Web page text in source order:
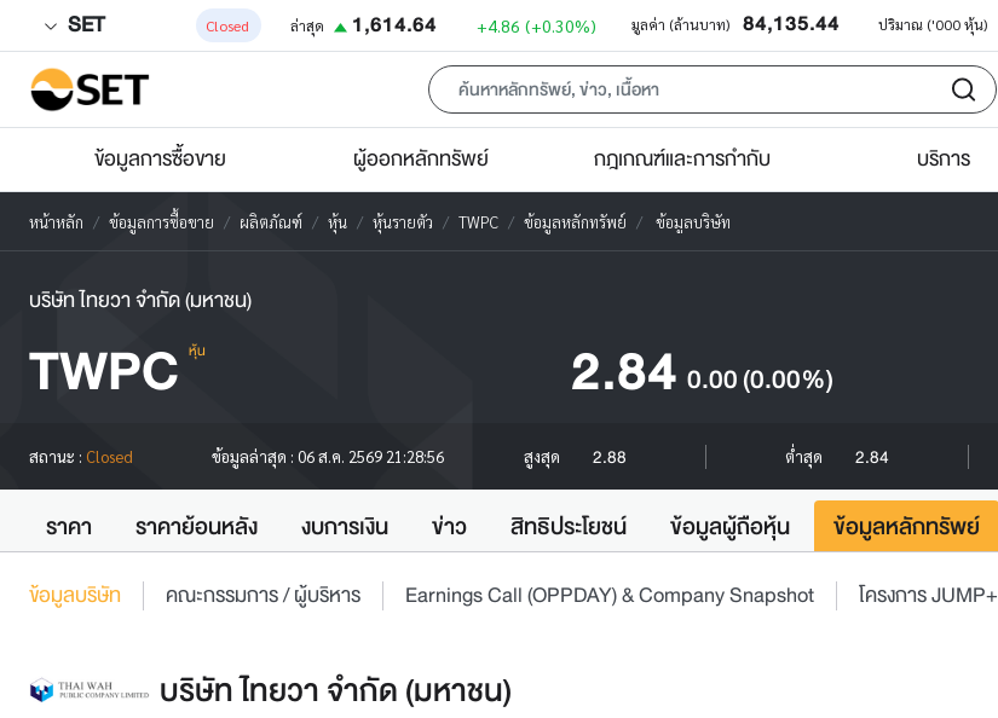
SET Closed ล่าสุด 1,614.64 +4.86 (+0.30%) มูลค่า (ล้านบาท) 84,135.44 ปริมาณ ('000 หุ้น)
ข้อมูลการซื้อขาย ผู้ออกหลักทรัพย์ กฎเกณฑ์และการกำกับ บริการ
หน้าหลัก ข้อมูลการซื้อขาย ผลิตภัณฑ์ หุ้น หุ้นรายตัว TWPC ข้อมูลหลักทรัพย์ ข้อมูลบริษัท
บริษัท ไทยวา จำกัด (มหาชน)
TWPC หุ้น 2.84 0.00(0.00%)
สถานะ : Closed ข้อมูลล่าสุด :06 ส.ค. 2569 21:28:56 สูงสุด 2.88 ต่ำสุด 2.84
ราคา ราคาย้อนหลัง งบการเงิน ข่าว สิทธิประโยชน์ ข้อมูลผู้ถือหุ้น ข้อมูลหลักทรัพย์
ข้อมูลบริษัท คณะกรรมการ / ผู้บริหาร Earnings Call (OPPDAY) & Company Snapshot โครงการ JUMP+
บริษัท ไทยวา จำกัด (มหาชน)